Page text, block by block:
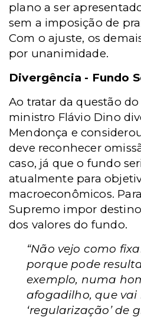
plano a ser
sem a imposição de
Com o ajuste, os
por unanimidade.
Divergência - Fundo
Ao tratar da questão
ministro Flávio Dino
Mendonça e
deve reconhecer
caso, já que o fundo
atualmente para
macroeconômicos.
Supremo impor
dos valores do fundo.
“Não vejo como
porque pode
exemplo, numa
afogadilho, que vai
‘regularização’ de